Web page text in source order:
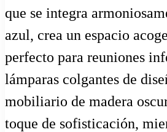
que se integra
azul, crea un espacio
perfecto para reuniones
lámparas colgantes de
mobiliario de madera
toque de sofisticación,